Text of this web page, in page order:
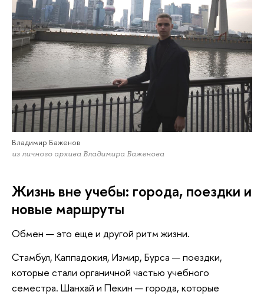
Владимир Баженов
из личного архива Владимира Баженова
Жизнь вне учебы: города, поездки и
новые маршруты
Обмен — это еще и другой ритм жизни.
Стамбул, Каппадокия, Измир, Бурса — поездки,
которые стали органичной частью учебного
семестра. Шанхай и Пекин — города, которые